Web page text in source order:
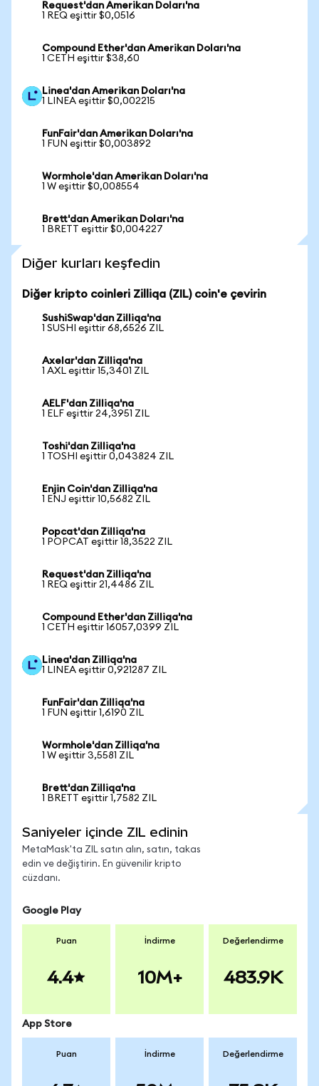
Request'dan Amerikan Doları'na
1 REQ eşittir $0,0516
Compound Ether'dan Amerikan Doları'na
1 CETH eşittir $38,60
Linea'dan Amerikan Doları'na
1 LINEA eşittir $0,002215
FunFair'dan Amerikan Doları'na
1 FUN eşittir $0,003892
Wormhole'dan Amerikan Doları'na
1 W eşittir $0,008554
Brett'dan Amerikan Doları'na
1 BRETT eşittir $0,004227
Diğer kurları keşfedin
Diğer kripto coinleri Zilliqa (ZIL) coin'e çevirin
SushiSwap'dan Zilliqa'na
1 SUSHI eşittir 68,6526 ZIL
Axelar'dan Zilliqa'na
1 AXL eşittir 15,3401 ZIL
AELF'dan Zilliqa'na
1 ELF eşittir 24,3951 ZIL
Toshi'dan Zilliqa'na
1 TOSHI eşittir 0,043824 ZIL
Enjin Coin'dan Zilliqa'na
1 ENJ eşittir 10,5682 ZIL
Popcat'dan Zilliqa'na
1 POPCAT eşittir 18,3522 ZIL
Request'dan Zilliqa'na
1 REQ eşittir 21,4486 ZIL
Compound Ether'dan Zilliqa'na
1 CETH eşittir 16057,0399 ZIL
Linea'dan Zilliqa'na
1 LINEA eşittir 0,921287 ZIL
FunFair'dan Zilliqa'na
1 FUN eşittir 1,6190 ZIL
Wormhole'dan Zilliqa'na
1 W eşittir 3,5581 ZIL
Brett'dan Zilliqa'na
1 BRETT eşittir 1,7582 ZIL
Saniyeler içinde ZIL edinin
MetaMask'ta ZIL satın alın, satın, takas
edin ve değiştirin. En güvenilir kripto
cüzdanı.
Google Play
Puan
4.4
İndirme
10M+
Değerlendirme
483.9K
App Store
Puan İndirme Değerlendirme